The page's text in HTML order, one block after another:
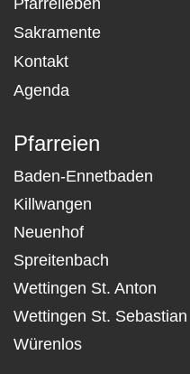
Pfarreileben
Sakramente
Kontakt
Agenda
Pfarreien
Baden-Ennetbaden
Killwangen
Neuenhof
Spreitenbach
Wettingen St. Anton
Wettingen St. Sebastian
Würenlos